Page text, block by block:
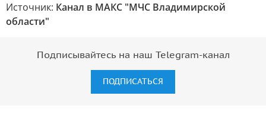
Источник: Канал в МАКС "МЧС Владимирской
области"
Подписывайтесь на наш Telegram-канал
ПОДПИСАТЬСЯ